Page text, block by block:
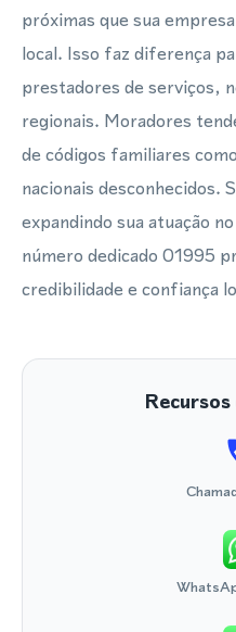
próximas que sua
local. Isso faz diferença
prestadores de serviços,
regionais. Moradores
de códigos familiares
nacionais desconhecidos.
expandindo sua atuação
número dedicado 01995
credibilidade e confiança